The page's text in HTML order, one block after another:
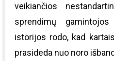
veikiančios
sprendimų gamintojos
istorijos rodo, kad
prasideda nuo noro